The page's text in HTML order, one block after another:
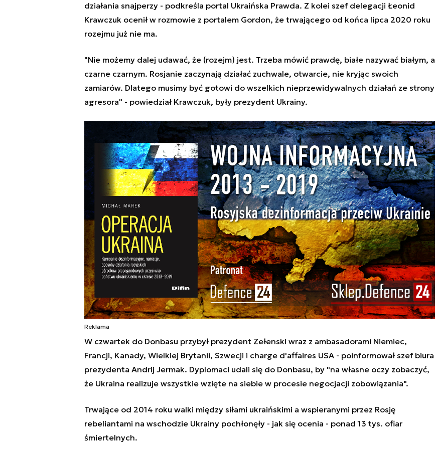
działania snajperzy - podkreśla portal Ukraińska Prawda. Z kolei szef delegacji Łeonid
Krawczuk ocenił w rozmowie z portalem Gordon, że trwającego od końca lipca 2020 roku
rozejmu już nie ma.
"Nie możemy dalej udawać, że (rozejm) jest. Trzeba mówić prawdę, białe nazywać białym, a
czarne czarnym. Rosjanie zaczynają działać zuchwale, otwarcie, nie kryjąc swoich
zamiarów. Dlatego musimy być gotowi do wszelkich nieprzewidywalnych działań ze strony
agresora" - powiedział Krawczuk, były prezydent Ukrainy.
Reklama
W czwartek do Donbasu przybył prezydent Zełenski wraz z ambasadorami Niemiec,
Francji, Kanady, Wielkiej Brytanii, Szwecji i charge d'affaires USA - poinformował szef biura
prezydenta Andrij Jermak. Dyplomaci udali się do Donbasu, by "na własne oczy zobaczyć,
że Ukraina realizuje wszystkie wzięte na siebie w procesie negocjacji zobowiązania".
Trwające od 2014 roku walki między siłami ukraińskimi a wspieranymi przez Rosję
rebeliantami na wschodzie Ukrainy pochłonęły - jak się ocenia - ponad 13 tys. ofiar
śmiertelnych.